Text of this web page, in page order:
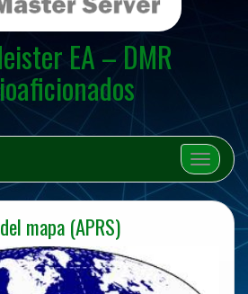
EA – DMR
Cambiar
mapa (APRS)